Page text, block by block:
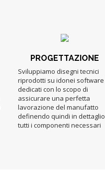
PROGETTAZIONE
Sviluppiamo disegni tecnici
riprodotti su idonei software
dedicati con lo scopo di
assicurare una perfetta
lavorazione del manufatto
definendo quindi in dettaglio
tutti i componenti necessari